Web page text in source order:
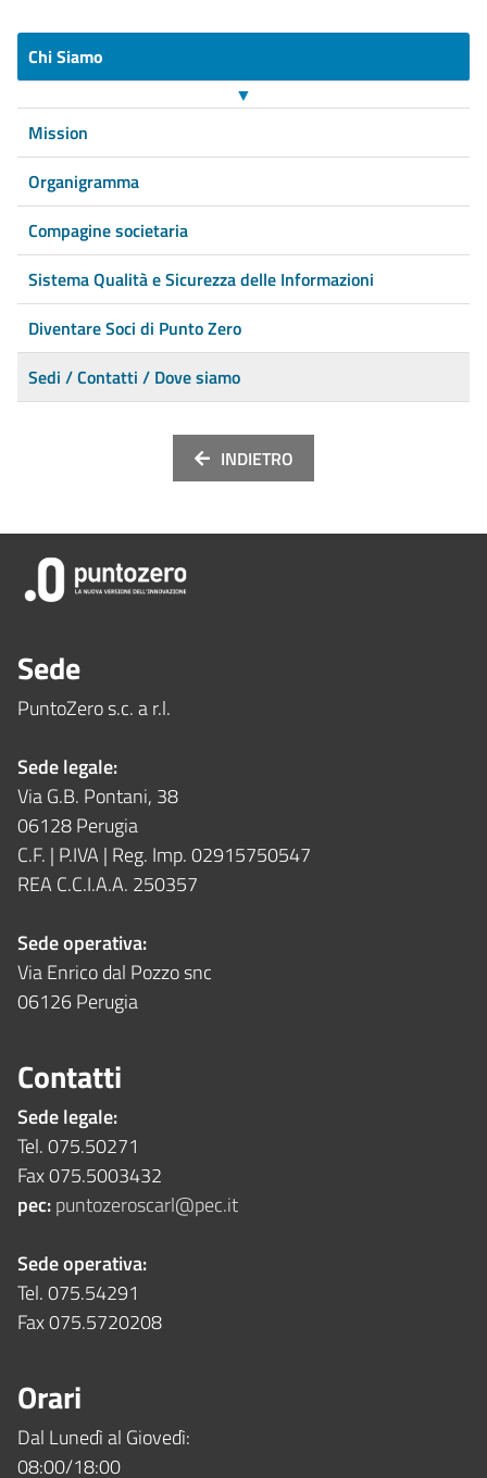
Chi Siamo
▼
Mission
Organigramma
Compagine societaria
Sistema Qualità e Sicurezza delle Informazioni
Diventare Soci di Punto Zero
Sedi / Contatti / Dove siamo
INDIETRO
Sede
PuntoZero s.c. a r.l.
Sede legale:
Via G.B. Pontani, 38
06128 Perugia
C.F. | P.IVA | Reg. Imp. 02915750547
REA C.C.I.A.A. 250357
Sede operativa:
Via Enrico dal Pozzo snc
06126 Perugia
Contatti
Sede legale:
Tel. 075.50271
Fax 075.5003432
pec:puntozeroscarl@pec.it
Sede operativa:
Tel. 075.54291
Fax 075.5720208
Orari
Dal Lunedì al Giovedì:
08:00/18:00